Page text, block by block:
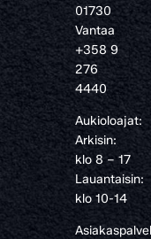
01730
Vantaa
+358 9
276
4440
Aukioloajat:
Arkisin:
klo 8 – 17
Lauantaisin:
klo 10-14